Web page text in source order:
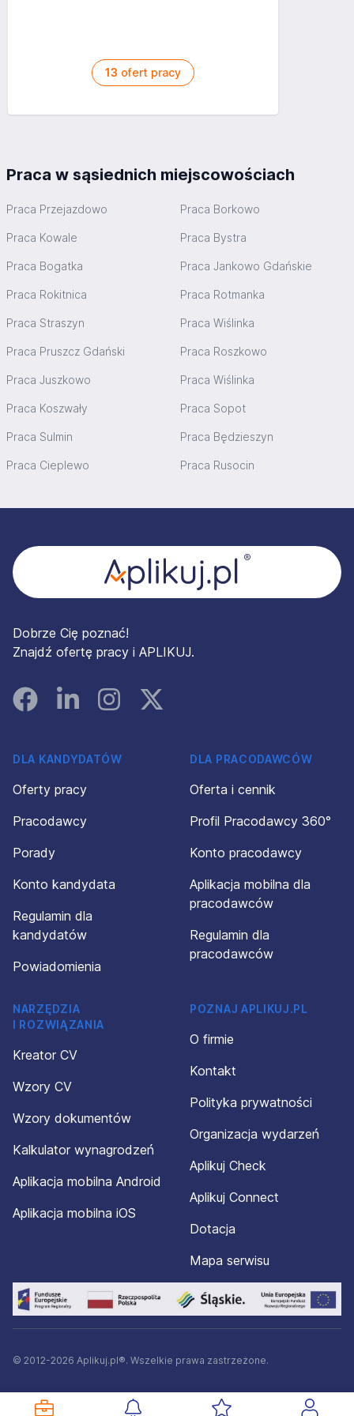
Dbaniem o porządek na stanowisku pracy
Wykładaniem towaru
13 ofert pracy
Praca w sąsiednich miejscowościach
Praca Przejazdowo Praca Borkowo
Praca Kowale Praca Bystra
Praca Bogatka Praca Jankowo Gdańskie
Praca Rokitnica Praca Rotmanka
Praca Straszyn Praca Wiślinka
Praca Pruszcz Gdański Praca Roszkowo
Praca Juszkowo Praca Wiślinka
Praca Koszwały Praca Sopot
Praca Sulmin Praca Będzieszyn
Praca Cieplewo Praca Rusocin
Dobrze Cię poznać!
Znajdź ofertę pracy i APLIKUJ.
FacebookLinked InInstagramInstagram
DLA KANDYDATÓW
Oferty pracy
Pracodawcy
Porady
Konto kandydata
Regulamin dla
kandydatów
Powiadomienia
DLA PRACODAWCÓW
Oferta i cennik
Profil Pracodawcy 360°
Konto pracodawcy
Aplikacja mobilna dla
pracodawców
Regulamin dla
pracodawców
NARZĘDZIA
I ROZWIĄZANIA
Kreator CV
Wzory CV
Wzory dokumentów
Kalkulator wynagrodzeń
Aplikacja mobilna Android
Aplikacja mobilna iOS
POZNAJ APLIKUJ.PL
O firmie
Kontakt
Polityka prywatności
Organizacja wydarzeń
Aplikuj Check
Aplikuj Connect
Dotacja
Mapa serwisu
© 2012-2026 Aplikuj.pl®. Wszelkie prawa zastrzeżone.